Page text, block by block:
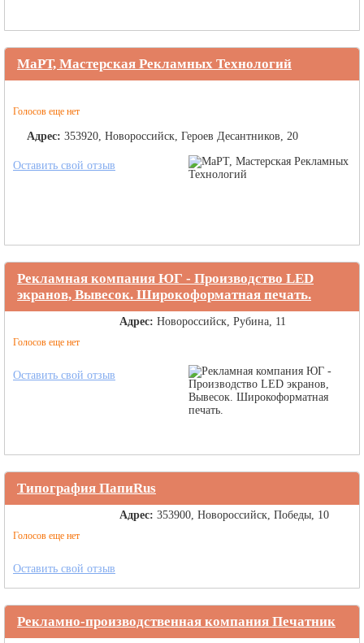
МаРТ, Мастерская Рекламных Технологий
Голосов еще нет
Адрес: 353920, Новороссийск, Героев Десантников, 20
Оставить свой отзыв
Рекламная компания ЮГ - Производство LED
экранов, Вывесок. Широкоформатная печать.
Голосов еще нет
Адрес: Новороссийск, Рубина, 11
Оставить свой отзыв
Типография ПапиRus
Голосов еще нет
Адрес: 353900, Новороссийск, Победы, 10
Оставить свой отзыв
Рекламно-производственная компания Печатник